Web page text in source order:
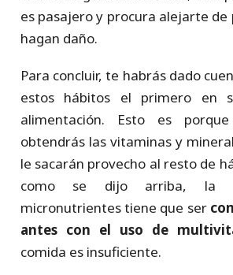
es pasajero y procura alejarte de
hagan daño.
Para concluir, te habrás dado
estos hábitos el primero en
alimentación. Esto es
obtendrás las vitaminas y
le sacarán provecho al resto de
como se dijo arriba, la
micronutrientes tiene que ser
antes con el uso de
comida es insuficiente.